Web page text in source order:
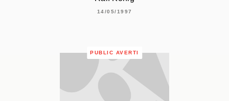
14/05/1997
PUBLIC AVERTI